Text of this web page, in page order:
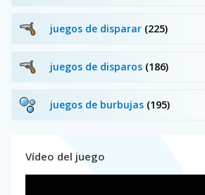
juegos de disparar (225)
juegos de disparos (186)
juegos de burbujas (195)
Vídeo del juego